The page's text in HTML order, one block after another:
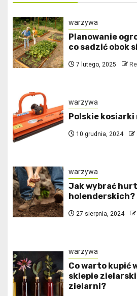
warzywa
Planowanie
co sadzić obok
7 lutego, 2025
warzywa
Polskie
10 grudnia, 2024
warzywa
Jak wybrać
holenderskich?
27 sierpnia, 2024
warzywa
Co warto kupić
sklepie
zielarni?